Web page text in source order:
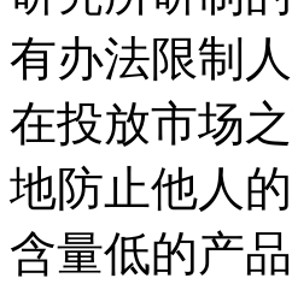
有办法限制
在投放市场
地防止他人
含量低的产